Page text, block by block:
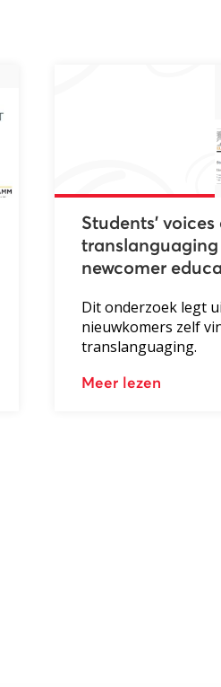
Students’ voices
newcomer
Dit onderzoek legt
nieuwkomers zelf
translanguaging.
Meer lezen